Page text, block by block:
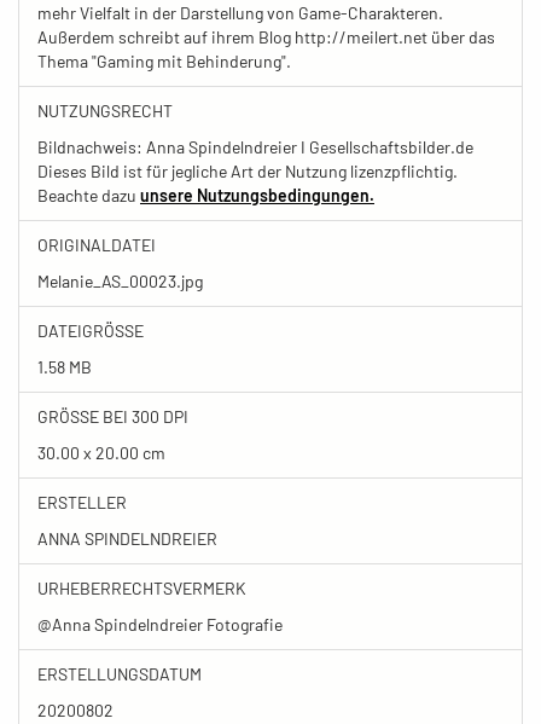
mehr Vielfalt in der Darstellung von Game-Charakteren.
Außerdem schreibt auf ihrem Blog http://meilert.net über das
Thema "Gaming mit Behinderung".
NUTZUNGSRECHT
Bildnachweis: Anna Spindelndreier I Gesellschaftsbilder.de
Dieses Bild ist für jegliche Art der Nutzung lizenzpflichtig.
Beachte dazu unsere Nutzungsbedingungen.
ORIGINALDATEI
Melanie_AS_00023.jpg
DATEIGRÖSSE
1.58 MB
GRÖSSE BEI 300 DPI
30.00 x 20.00 cm
ERSTELLER
ANNA SPINDELNDREIER
URHEBERRECHTSVERMERK
@Anna Spindelndreier Fotografie
ERSTELLUNGSDATUM
20200802